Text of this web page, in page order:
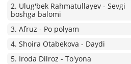
2. Ulug'bek Rahmatullayev - Sevgi
boshga balomi
3. Afruz - Po polyam
4. Shoira Otabekova - Daydi
5. Iroda Dilroz - To'yona